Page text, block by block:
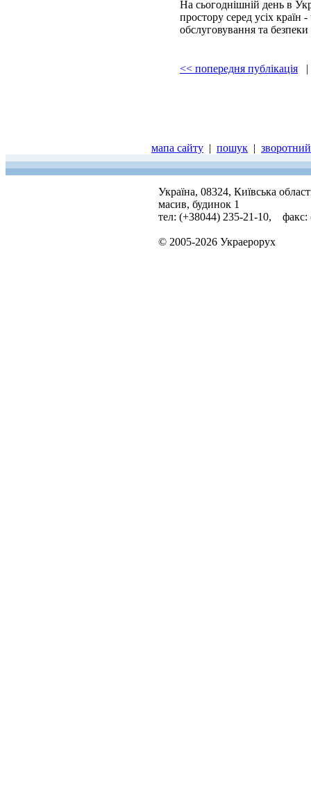
На сьогоднішній день в
простору серед усіх
обслуговування та безпеки
<< попередня публікація
мапа сайту | пошук |
Україна, 08324, Київська
масив, будинок 1
тел: (+38044) 235-21-10, факс:
© 2005-2026 Украерорух